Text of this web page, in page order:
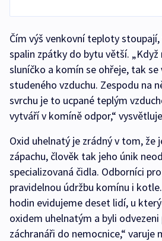
Čím výš venkovní teploty
spalin zpátky do bytu větší.
sluníčko a komín se ohřeje, tak
studeného vzduchu. Zespodu na
svrchu je to ucpané teplým
vytváří v komíně odpor,“
Oxid uhelnatý je zrádný v tom, že
zápachu, člověk tak jeho únik
specializovaná čidla. Odborníci
pravidelnou údržbu komínu i
hodin evidujeme deset lidí, u
oxidem uhelnatým a byli
záchranáři do nemocnice,“ varuje